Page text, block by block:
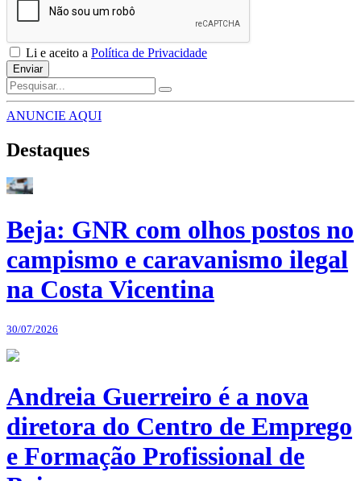
Li e aceito a Política de Privacidade
Enviar
ANUNCIE AQUI
Destaques
Beja: GNR com olhos postos no
campismo e caravanismo ilegal
na Costa Vicentina
30/07/2026
Andreia Guerreiro é a nova
diretora do Centro de Emprego
e Formação Profissional de